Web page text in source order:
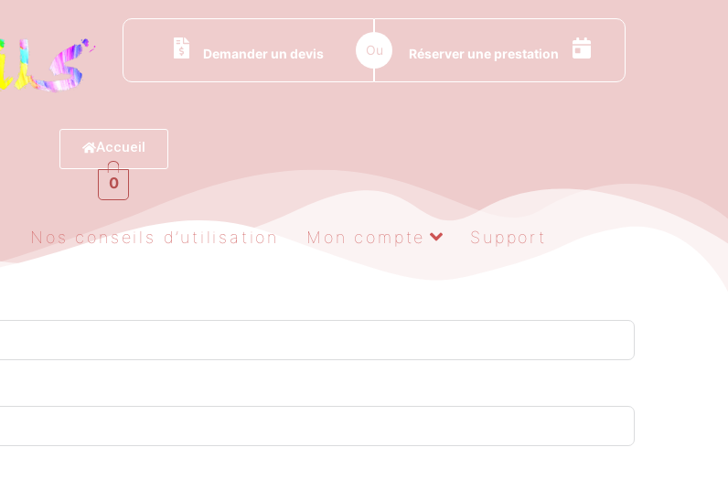
Demander un devis Ou Réserver une prestation
Accueil
0
Nos conseils d’utilisation Mon compte Support